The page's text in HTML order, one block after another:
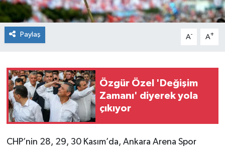
Paylaş A- A+
Özgür Özel 'Değişim
Zamanı' diyerek yola
çıkıyor
CHP’nin 28, 29, 30 Kasım’da, Ankara Arena Spor